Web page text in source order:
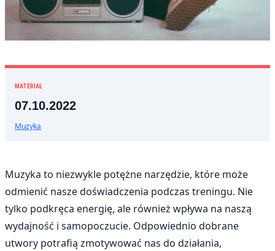
MATERIAŁ
07.10.2022
Muzyka
Muzyka to niezwykle potężne narzędzie, które może
odmienić nasze doświadczenia podczas treningu. Nie
tylko podkręca energię, ale również wpływa na naszą
wydajność i samopoczucie. Odpowiednio dobrane
utwory potrafią zmotywować nas do działania,